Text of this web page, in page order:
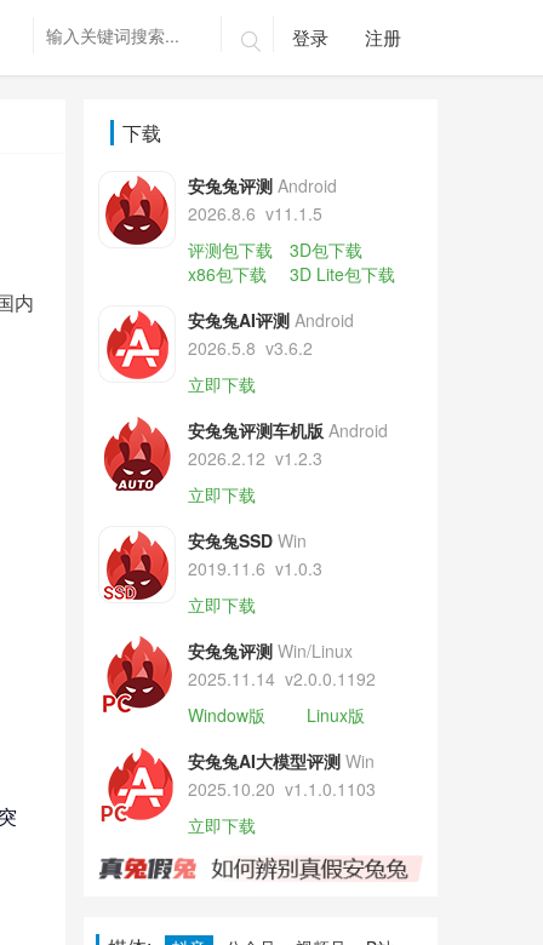
 登录 注册
内
下载
安兔兔评测 Android
2026.8.6 v11.1.5
评测包下载
3D包下载
x86包下载
3D Lite包下载
安兔兔AI评测 Android
2026.5.8 v3.6.2
立即下载
安兔兔评测车机版 Android
2026.2.12 v1.2.3
立即下载
安兔兔SSD Win
2019.11.6 v1.0.3
立即下载
安兔兔评测 Win/Linux
2025.11.14 v2.0.0.1192
Window版
Linux版
安兔兔AI大模型评测 Win
2025.10.20 v1.1.0.1103
立即下载